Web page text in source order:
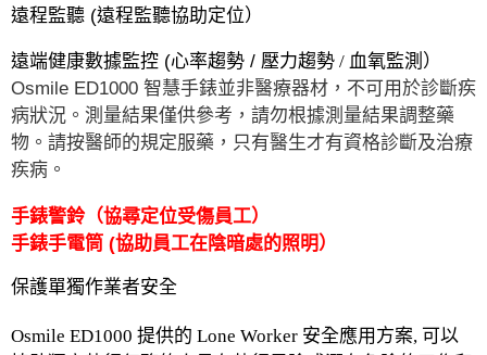
遠程監聽 (遠程監聽協助定位）
遠端健康數據監控 (心率趨勢 / 壓力趨勢 / 血氧監測）
Osmile ED1000 智慧手錶並非醫療器材，不可用於診斷疾
病狀況。測量結果僅供參考，請勿根據測量結果調整藥
物。請按醫師的規定服藥，只有醫生才有資格診斷及治療
疾病。
手錶警鈴（協尋定位受傷員工）
手錶手電筒 (協助員工在陰暗處的照明）
保護單獨作業者安全
Osmile ED1000 提供的 Lone Worker 安全應用方案, 可以